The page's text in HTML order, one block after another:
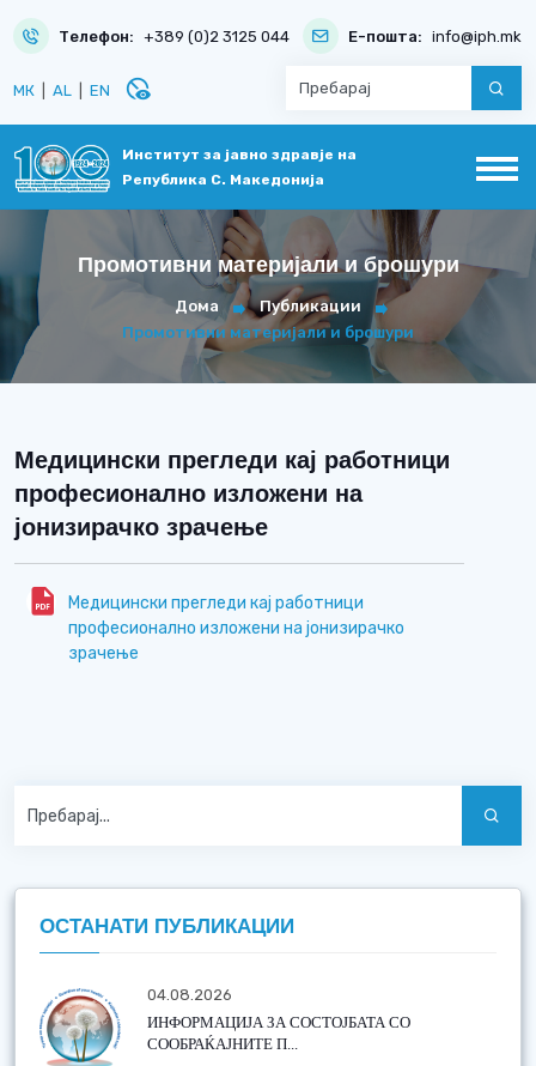
Телефон: +389 (0)2 3125 044 Е-пошта: info@iph.mk
МК AL EN disabled_visible
Институт за јавно здравје на
Република С. Македонија
Промотивни материјали и брошури
Дома
Публикации
Промотивни материјали и брошури
Медицински прегледи кај работници
професионално изложени на
јонизирачко зрачење
Медицински прегледи кај работници
професионално изложени на јонизирачко
зрачење
ОСТАНАТИ ПУБЛИКАЦИИ
04.08.2026
ИНФОРМАЦИЈА ЗА СОСТОЈБАТА СО
СООБРАЌАЈНИТЕ П...